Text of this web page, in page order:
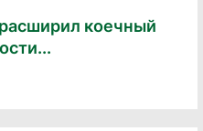
коечный